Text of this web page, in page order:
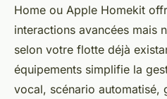
Home ou Apple Homekit
interactions avancées mais
selon votre flotte déjà
équipements simplifie la
vocal, scénario automatisé,